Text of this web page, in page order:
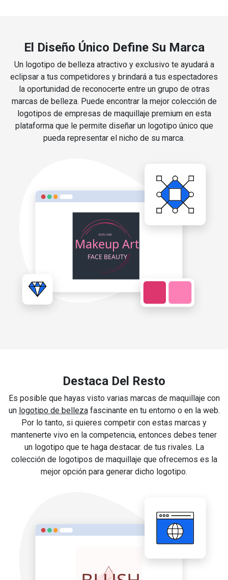
El Diseño Único Define Su Marca
Un logotipo de belleza atractivo y exclusivo te ayudará a
eclipsar a tus competidores y brindará a tus espectadores
la oportunidad de reconocerte entre un grupo de otras
marcas de belleza. Puede encontrar la mejor colección de
logotipos de empresas de maquillaje premium en esta
plataforma que le permite diseñar un logotipo único que
pueda representar el nicho de su marca.
Destaca Del Resto
Es posible que hayas visto varias marcas de maquillaje con
un logotipo de bellezafascinante en tu entorno o en la web.
Por lo tanto, si quieres competir con estas marcas y
mantenerte vivo en la competencia, entonces debes tener
un logotipo que te haga destacar. de tus rivales. La
colección de logotipos de maquillaje que ofrecemos es la
mejor opción para generar dicho logotipo.